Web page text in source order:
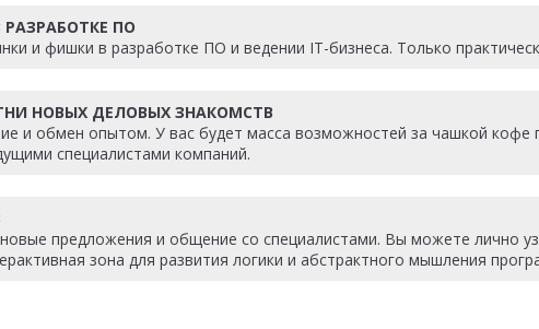
ПО
и фишки в разработке ПО и ведении IT-бизнеса. Только
НОВЫХ ДЕЛОВЫХ ЗНАКОМСТВ
и обмен опытом. У вас будет масса возможностей за чашкой
специалистами компаний.
предложения и общение со специалистами. Вы можете лично
зона для развития логики и абстрактного мышления